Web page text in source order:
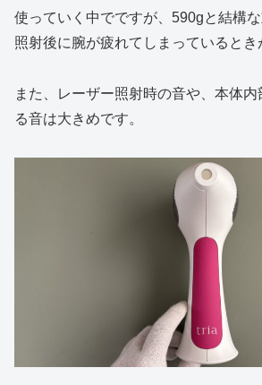
使っていく中でですが、590gと結構な
照射後に腕が疲れてしまっているとき
また、レーザー照射時の音や、本体
る音は大きめです。